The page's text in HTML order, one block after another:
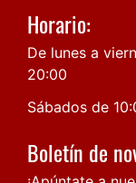
Horario:
De lunes a
20:00
Sábados de
Boletín de